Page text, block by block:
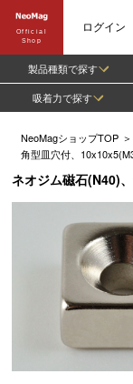
Official
Shop
ログイン
製品種類で探す
吸着力で探す
NeoMagショップTOP ＞
角型皿穴付、
ネオジム磁石(N40)